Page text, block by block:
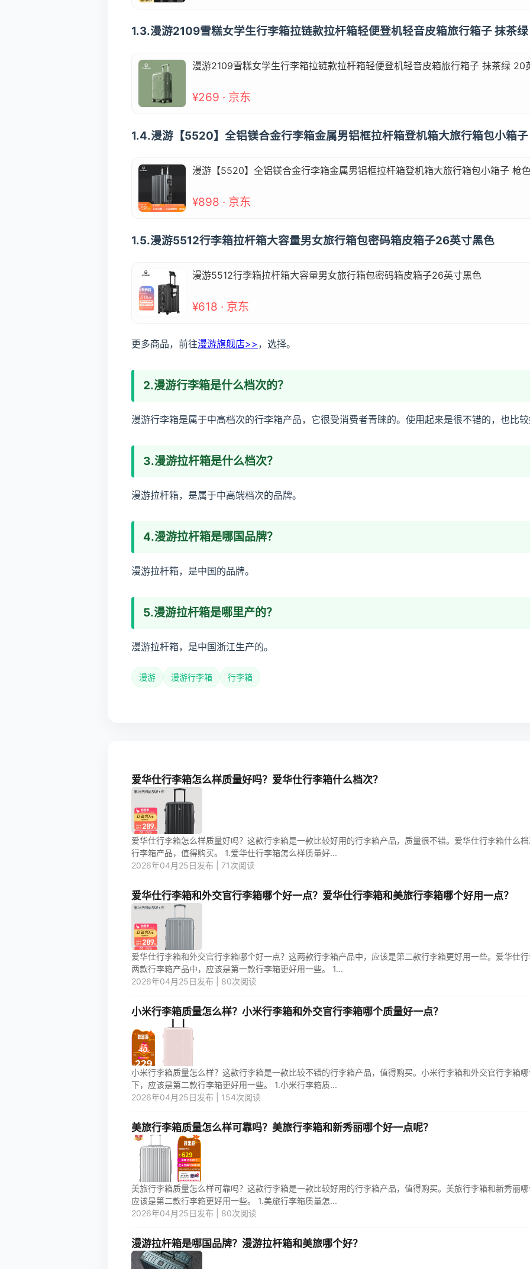
1.3.漫游2109雪糕女学生行李箱拉链款拉杆箱轻便登机轻音皮箱旅行箱子 抹茶
漫游2109雪糕女学生行李箱拉链款拉杆箱轻便登机轻音皮箱旅行箱子 抹茶绿
¥269 · 京东
1.4.漫游【5520】全铝镁合金行李箱金属男铝框拉杆箱登机箱大旅行箱包小箱
漫游【5520】全铝镁合金行李箱金属男铝框拉杆箱登机箱大旅行箱包小箱子 枪
¥898 · 京东
1.5.漫游5512行李箱拉杆箱大容量男女旅行箱包密码箱皮箱子26英寸黑色
漫游5512行李箱拉杆箱大容量男女旅行箱包密码箱皮箱子26英寸黑色
¥618 · 京东
更多商品，前往漫游旗舰店>> ，选择。
2.漫游行李箱是什么档次的？
漫游行李箱是属于中高档次的行李箱产品，它很受消费者青睐的。使用起来是很不错的，也比
3.漫游拉杆箱是什么档次？
漫游拉杆箱，是属于中高端档次的品牌。
4.漫游拉杆箱是哪国品牌？
漫游拉杆箱，是中国的品牌。
5.漫游拉杆箱是哪里产的？
漫游拉杆箱，是中国浙江生产的。
漫游 漫游行李箱 行李箱
爱华仕行李箱怎么样质量好吗？爱华仕行李箱什么档次？
爱华仕行李箱怎么样质量好吗？这款行李箱是一款比较好用的行李箱产品，质量很不错。爱华仕行李箱什么
行李箱产品，值得购买。 1.爱华仕行李箱怎么样质量好...
2026年04月25日发布 | 71次阅读
爱华仕行李箱和外交官行李箱哪个好一点？爱华仕行李箱和美旅行李箱哪个好用一点？
爱华仕行李箱和外交官行李箱哪个好一点？这两款行李箱产品中，应该是第二款行李箱更好用一些。爱华仕
两款行李箱产品中，应该是第一款行李箱更好用一些。 1...
2026年04月25日发布 | 80次阅读
小米行李箱质量怎么样？小米行李箱和外交官行李箱哪个质量好一点？
小米行李箱质量怎么样？这款行李箱是一款比较不错的行李箱产品，值得购买。小米行李箱和外交官行李箱
下，应该是第二款行李箱更好用一些。 1.小米行李箱质...
2026年04月25日发布 | 154次阅读
美旅行李箱质量怎么样可靠吗？美旅行李箱和新秀丽哪个好一点呢？
美旅行李箱质量怎么样可靠吗？这款行李箱是一款比较好用的行李箱产品，值得购买。美旅行李箱和新秀丽
应该是第二款行李箱更好用一些。 1.美旅行李箱质量怎...
2026年04月25日发布 | 80次阅读
漫游拉杆箱是哪国品牌？漫游拉杆箱和美旅哪个好？